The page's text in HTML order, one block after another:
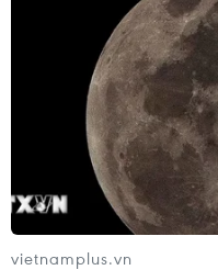
vietnamplus.vn